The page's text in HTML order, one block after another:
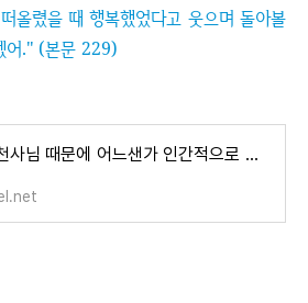
올렸을 때 행복했었다고 웃으며 돌아볼
어." (본문 229)
옆집 천사님 때문에 어느샌가 인간적으로 타락한 사연 8.5권 후기